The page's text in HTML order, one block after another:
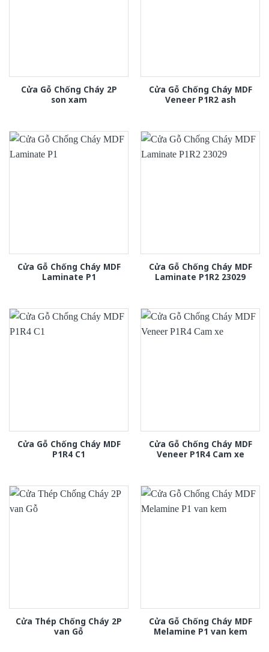
Cửa Gỗ Chống Cháy 2P
son xam
Cửa Gỗ Chống Cháy MDF
Veneer P1R2 ash
Cửa Gỗ Chống Cháy MDF
Laminate P1
Cửa Gỗ Chống Cháy MDF
Laminate P1R2 23029
Cửa Gỗ Chống Cháy MDF
P1R4 C1
Cửa Gỗ Chống Cháy MDF
Veneer P1R4 Cam xe
Cửa Thép Chống Cháy 2P
van Gỗ
Cửa Gỗ Chống Cháy MDF
Melamine P1 van kem